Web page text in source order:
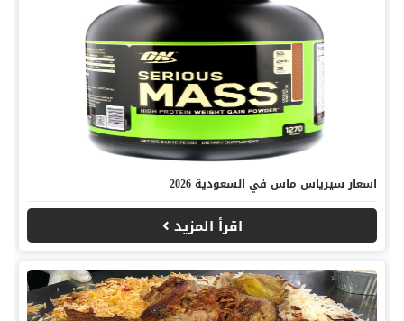
اسعار سيرياس ماس في السعودية 2026
اقرأ المزيد